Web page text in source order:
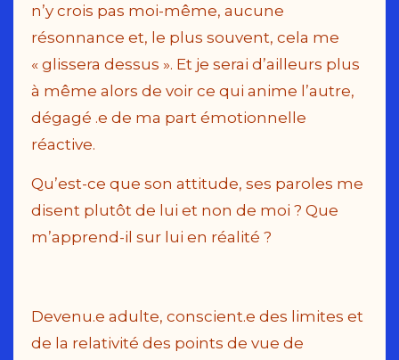
n’y crois pas moi-même, aucune
résonnance et, le plus souvent, cela me
« glissera dessus ». Et je serai d’ailleurs plus
à même alors de voir ce qui anime l’autre,
dégagé .e de ma part émotionnelle
réactive.
Qu’est-ce que son attitude, ses paroles me
disent plutôt de lui et non de moi ? Que
m’apprend-il sur lui en réalité ?
Devenu.e adulte, conscient.e des limites et
de la relativité des points de vue de